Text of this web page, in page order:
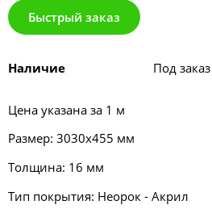
Быстрый заказ
Наличие Под заказ
Цена указана за 1 м
Размер: 3030х455 мм
Толщина: 16 мм
Тип покрытия: Неорок - Акрил